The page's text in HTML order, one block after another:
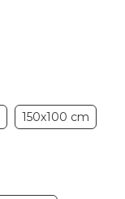
150x100 cm